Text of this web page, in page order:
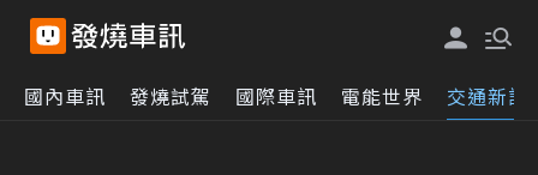
國內車訊 發燒試駕 國際車訊 電能世界 交通新訊